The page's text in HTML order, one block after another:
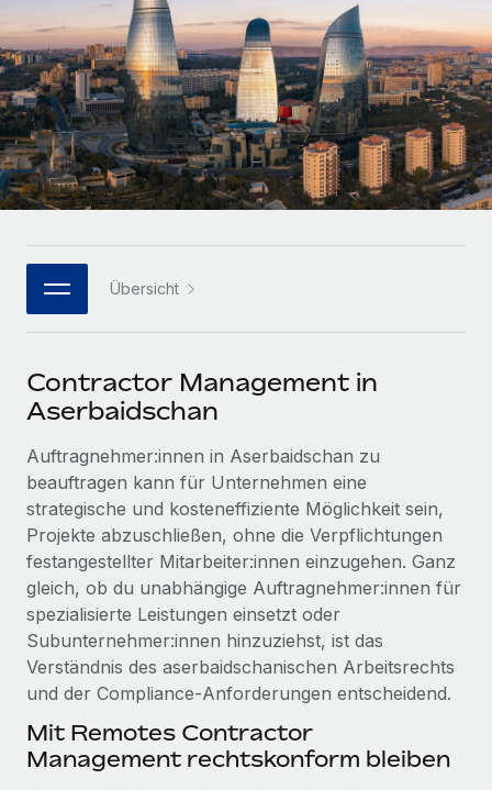
INFRASTRUKTUR
Remote Embedded
Nahtlose Integration der HR in bestehende Abläufe
Plattform
Integrierte HR-Kernfunktionen für dein Team
Verknüpfen
Neu
MCP
Integrationen
DIENSTLEISTUNGEN
Frag unsere Expert:innen
Hilfe von Expert:innen für globale HR & Compliance
Background-Checks
Einfacheres Bewerber:innen-Screening
Compliance Watchtower
Lückenlose Compliance
Geräteverwaltung
Geräten
Mittelstand
Maßgeschneiderte HR-Lösungen, um Teams zu
vergrößern
Enterprise
Globale HR für Konzerne und Großunternehmen
Strategische Technologiepartner
Flexible Einbettung von Global-HR-Funktionen in deine
Plattform
Entdecke die Möglichkeiten einer Partnerschaft
Beratung zu Integrationen und KI-Automatisierung
FALLSTUDIEN
So hat der KI-Vorreiter Weaviate sein Team mit
Remote um 120 % vergrößert
Weaviate auf einen Blick Weaviate entwickelt KI-basierte
Open-Source-Infrastrukturen. Das...
LERNEN MIT REMOTE
Forschung und Leitfäden
Fallstudien
HR-Glossar
Checklisten und Vorlagen
Bibliothek für Stellenbeschreibungen
Webinare
Events
Newsroom
Insights Center
Hol dir Unterstützung
Alle Ressourcen anzeigen
BLOG
Globale Payroll
Contractor Management
Español
Italiano
Português (Portugal)
日本語
한국어
Übersicht
Contractor Management in
Aserbaidschan
Auftragnehmer:innen in Aserbaidschan zu
beauftragen kann für Unternehmen eine
strategische und kosteneffiziente Möglichkeit sein,
Projekte abzuschließen, ohne die Verpflichtungen
festangestellter Mitarbeiter:innen einzugehen. Ganz
gleich, ob du unabhängige Auftragnehmer:innen für
spezialisierte Leistungen einsetzt oder
Subunternehmer:innen hinzuziehst, ist das
Verständnis des aserbaidschanischen Arbeitsrechts
und der Compliance‑Anforderungen entscheidend.
Mit Remotes Contractor
Management rechtskonform bleiben